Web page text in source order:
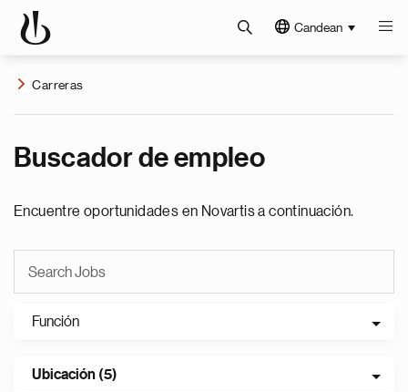
Candean
Carreras
Buscador de empleo
Encuentre oportunidades en Novartis a continuación.
Función
Ubicación (5)